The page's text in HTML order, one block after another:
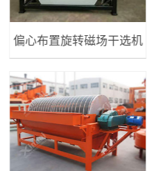
偏心布置旋转磁场干选机